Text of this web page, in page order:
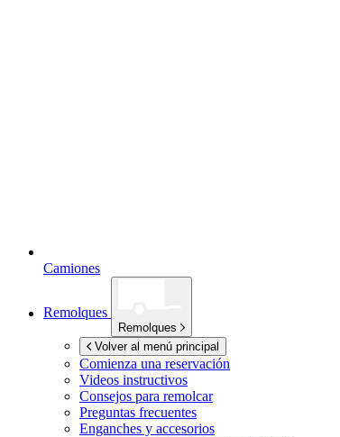
Camiones
Remolques
Remolques
Volver al menú principal
Comienza una reservación
Videos instructivos
Consejos para remolcar
Preguntas frecuentes
Enganches y accesorios